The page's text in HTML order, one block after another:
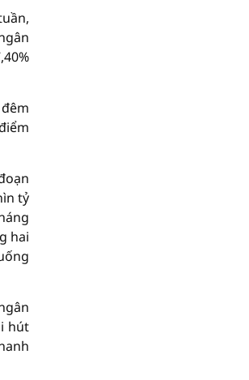
tỷ
hai
hút